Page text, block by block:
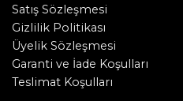
Satış Sözleşmesi
Gizlilik Politikası
Üyelik Sözleşmesi
Garanti ve İade Koşulları
Teslimat Koşulları